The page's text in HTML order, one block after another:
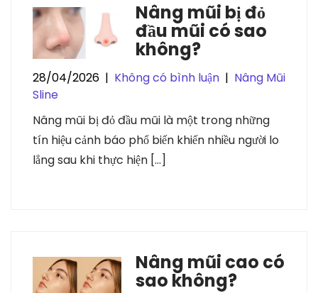
Nâng mũi bị đỏ
đầu mũi có sao
không?
28/04/2026 | Không có bình luận | Nâng Mũi
Sline
Nâng mũi bị đỏ đầu mũi là một trong những
tín hiệu cảnh báo phổ biến khiến nhiều người lo
lắng sau khi thực hiện […]
Nâng mũi cao có
sao không?